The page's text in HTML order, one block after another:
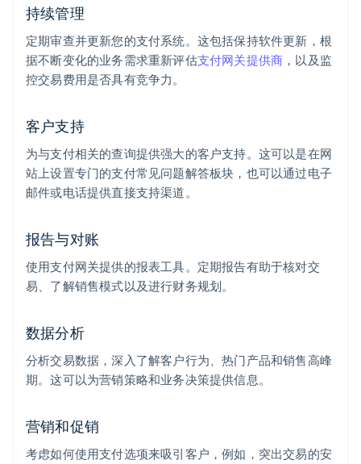
持续管理
定期审查并更新您的支付系统。这包括保持软件更新，根
据不断变化的业务需求重新评估支付网关提供商 ，以及监
控交易费用是否具有竞争力。
客户支持
为与支付相关的查询提供强大的客户支持。这可以是在网
站上设置专门的支付常见问题解答板块，也可以通过电子
邮件或电话提供直接支持渠道。
报告与对账
使用支付网关提供的报表工具。定期报告有助于核对交
易、了解销售模式以及进行财务规划。
数据分析
分析交易数据，深入了解客户行为、热门产品和销售高峰
期。这可以为营销策略和业务决策提供信息。
营销和促销
考虑如何使用支付选项来吸引客户，例如，突出交易的安